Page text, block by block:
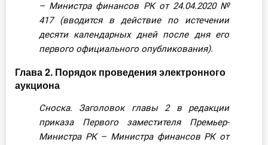
– Министра финансов РК от 24.04.2020 №
417(вводится в действие по истечении
десяти календарных дней после дня его
первого официального опубликования).
Глава 2. Порядок проведения электронного
аукциона
Сноска. Заголовок главы 2 в редакции
приказа Первого заместителя Премьер-
Министра РК – Министра финансов РК от